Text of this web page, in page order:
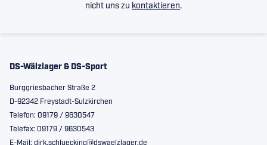
nicht uns zu kontaktieren.
DS-Wälzlager & DS-Sport
Burggriesbacher Straße 2
D-92342 Freystadt-Sulzkirchen
Telefon: 09179 / 9630547
Telefax: 09179 / 9630543
E-Mail: dirk.schluecking@dswaelzlager.de